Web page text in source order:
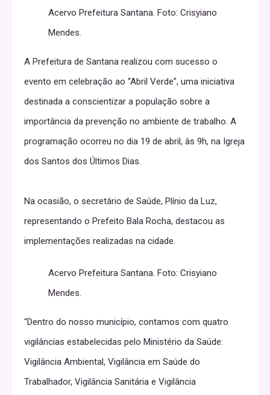
Acervo Prefeitura Santana. Foto: Crisyiano
Mendes.
A Prefeitura de Santana realizou com sucesso o
evento em celebração ao “Abril Verde”, uma iniciativa
destinada a conscientizar a população sobre a
importância da prevenção no ambiente de trabalho. A
programação ocorreu no dia 19 de abril, às 9h, na Igreja
dos Santos dos Últimos Dias.
Na ocasião, o secretário de Saúde, Plínio da Luz,
representando o Prefeito Bala Rocha, destacou as
implementações realizadas na cidade.
Acervo Prefeitura Santana. Foto: Crisyiano
Mendes.
“Dentro do nosso município, contamos com quatro
vigilâncias estabelecidas pelo Ministério da Saúde:
Vigilância Ambiental, Vigilância em Saúde do
Trabalhador, Vigilância Sanitária e Vigilância